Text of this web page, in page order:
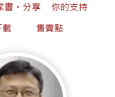
書。分享
你的支持
載
售賣點